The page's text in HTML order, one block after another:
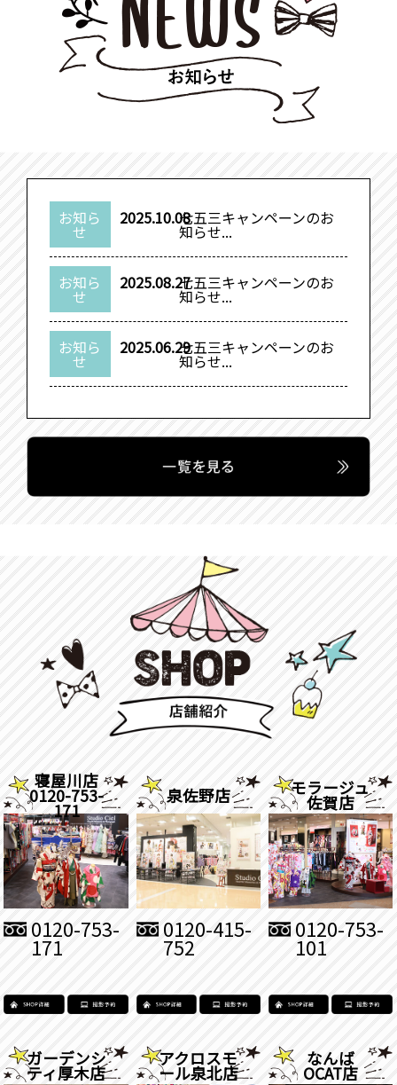
お知ら
せ
2025.10.08七五三キャンペーンのお
知らせ...
お知ら
せ
2025.08.27七五三キャンペーンのお
知らせ...
お知ら
せ
2025.06.29七五三キャンペーンのお
知らせ...
寝屋川店
0120-753-
171
0120-753-
171
泉佐野店
0120-415-
752
モラージュ
佐賀店
0120-753-
101
ガーデンシ
ティ厚木店
アクロスモ
ール泉北店
なんば
OCAT店